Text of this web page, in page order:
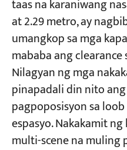
taas na karaniwang
at 2.29 metro, ay
umangkop sa mga
mababa ang
Nilagyan ng mga
pinapadali din nito
pagpoposisyon sa
espasyo. Nakakamit
multi-scene na muling